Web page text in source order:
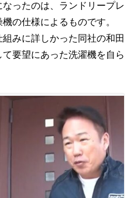
ったのは、ランドリープレ
の仕様によるものです。
みに詳しかった同社の和田
要望にあった洗濯機を自ら